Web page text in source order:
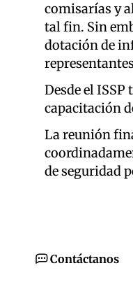
comisarías y
tal fin. Sin
dotación de
Desde el
capacitación
La reunión
de seguridad
Contáctanos